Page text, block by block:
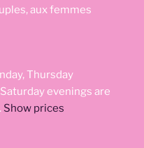
aux femmes
Thursday
evenings are
Show prices